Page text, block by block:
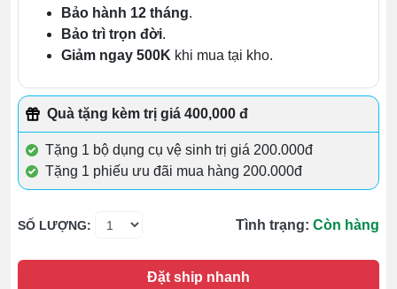
Bảo hành 12 tháng.
Bảo trì trọn đời.
Giảm ngay 500K khi mua tại kho.
Quà tặng kèm trị giá 400,000 đ
Tặng 1 bộ dụng cụ vệ sinh trị giá 200.000đ
Tặng 1 phiếu ưu đãi mua hàng 200.000đ
SỐ LƯỢNG: Tình trạng: Còn hàng
Đặt ship nhanh